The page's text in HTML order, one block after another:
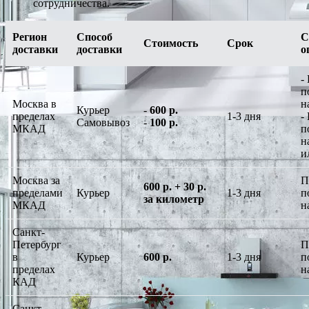
сотрудничества.
Регион
доставки
Способ
доставки
Стоимость Срок
Москва в
пределах
МКАД
Курьер
Самовывоз
- 600 р.
-100 р.
1-3 дня
-
-
Москва за
пределами
МКАД
Курьер
600 р. + 30 р.
за километр
1-3 дня
Санкт-
Петербург
в
пределах
КАД
Курьер 600 р. 1-3 дня